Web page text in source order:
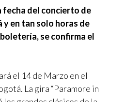
fecha del concierto de
y en tan solo horas de
se confirma el
el 14 de Marzo en el
La gira “Paramore in